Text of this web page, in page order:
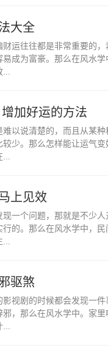
大全
运往往都是非常重要的
成为富豪。那么在风水
加好运的方法
以说清楚的，而且从某
少。那么怎样能让运气
上见效
一个问题，那就是不少
的。那么在风水学中，
驱煞
视剧的时候都会发现一
，那么在风水学中。家